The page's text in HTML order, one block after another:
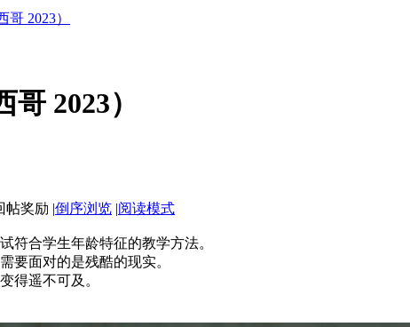
2023）
2023）
|倒序浏览 |阅读模式
符合学生年龄特征的教学方法。
要面对的是残酷的现实。
得遥不可及。